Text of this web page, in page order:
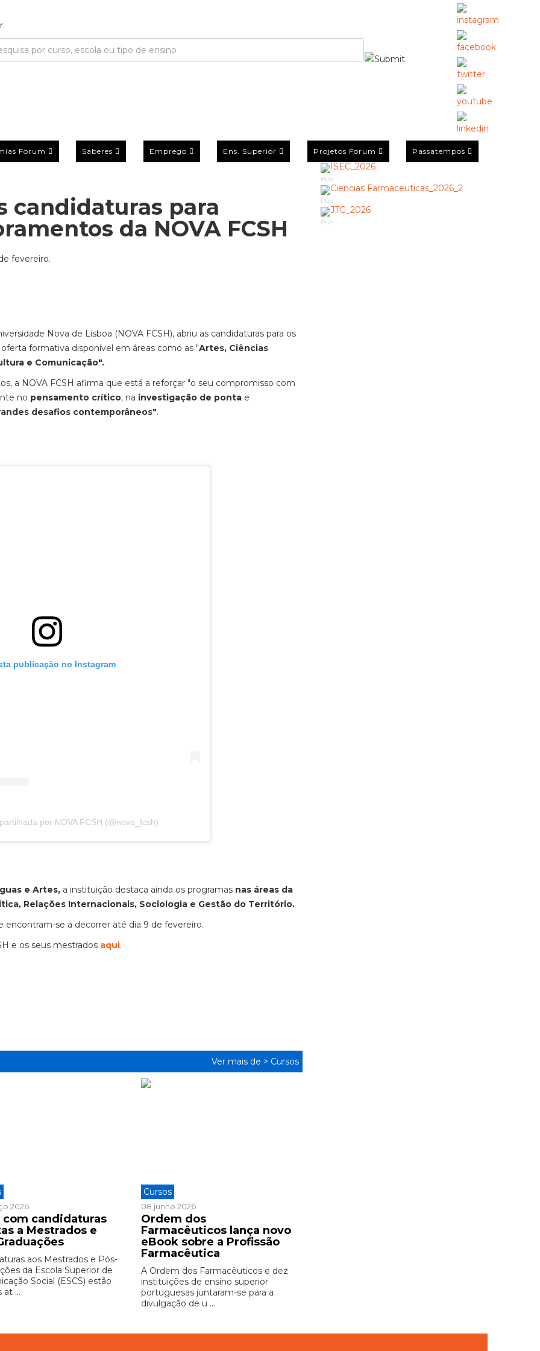
Forum Saberes Emprego Ens. Superior Projetos Forum Passatempos
candidaturas para
da NOVA FCSH
fevereiro.
Nova de Lisboa (NOVA FCSH), abriu as candidaturas para os
formativa disponível em áreas como as "Artes, Ciências
e Comunicação".
a NOVA FCSH afirma que está a reforçar "o seu compromisso com
no pensamento crítico, na investigação de ponta e
desafios contemporâneos".
publicação no Instagram
por NOVA FCSH (@nova_fcsh)
e Artes, a instituição destaca ainda os programas nas áreas da
Relações Internacionais, Sociologia e Gestão do Território.
encontram-se a decorrer até dia 9 de fevereiro.
e os seus mestrados aqui.
Ver mais de > Cursos
2026
com candidaturas
a Mestrados e
aos Mestrados e Pós-
da Escola Superior de
Social (ESCS) estão
at ...
Cursos
08 junho 2026
Ordem dos
Farmacêuticos lança novo
eBook sobre a Profissão
Farmacêutica
A Ordem dos Farmacêuticos e dez
instituições de ensino superior
portuguesas juntaram-se para a
divulgação de u ...
Pub
Pub
Pub